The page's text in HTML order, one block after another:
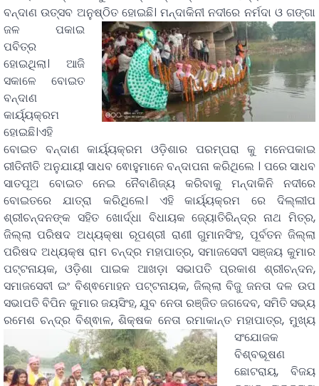
ବନ୍ଦାଣ ଉତ୍ସବ ଅନୁଷ୍ଠିତ ହୋଇଛି। ମନ୍ଦାକିନୀ ନଦୀରେ ନର୍ମଦା ଓ ଗଙ୍ଗା
ଜଳ ପକାଇ
ପବିତ୍ର
ହୋଇଥିଲା। ଆଜି
ସକାଳେ ବୋଇତ
ବନ୍ଦାଣ
କାର୍ୟ୍ୟକ୍ରମ
ହୋଇଛି।ଏହି
ବୋଇତ ବନ୍ଦାଣ କାର୍ୟ୍ୟକ୍ରମ ଓଡ଼ିଶାର ପରମ୍ପରା କୁ ମନେପକାଇ
ରୀତିନୀତି ଅନୁଯାୟୀ ସାଧବ ଵୋହୁମାନେ ବନ୍ଦାପନା କରିଥିଲେ । ପରେ ସାଧବ
ସାତପୂଅ ବୋଇତ ନେଇ ନୈବାଣିଜ୍ୟ କରିବାକୁ ମନ୍ଦାକିନି ନଦୀରେ
ବୋଇତରେ ଯାତ୍ରା କରିଥିଲେ। ଏହି କାର୍ୟ୍ୟକ୍ରମ ରେ ଦିଲ୍ଲୀପ
ଶ୍ରୀଚନ୍ଦନଙ୍କ ସହିତ ଖୋର୍ଦ୍ଧା ବିଧାୟକ ଜ୍ୟୋତିରିନ୍ଦ୍ର ନାଥ ମିତ୍ର,
ଜିଲ୍ଲା ପରିଷଦ ଅଧ୍ୟକ୍ଷା ରୂପଶ୍ରୀ ରାଣୀ ଗୁମାନସିଂହ, ପୂର୍ବତନ ଜିଲ୍ଲା
ପରିଷଦ ଅଧ୍ୟକ୍ଷ ରାମ ଚନ୍ଦ୍ର ମହାପାତ୍ର, ସମାଜସେବୀ ସଞ୍ଜୟ କୁମାର
ପଟ୍ଟନାୟକ, ଓଡ଼ିଶା ପାଇକ ଆଖଡ଼ା ସଭାପତି ପ୍ରକାଶ ଶ୍ରୀଚନ୍ଦନ,
ସମାଜସେବୀ ଇଂ ବିଶ୍ଵମୋହନ ପଟ୍ଟନାୟକ, ଜିଲ୍ଲା ବିଜୁ ଜନତା ଦଳ ଉପ
ସଭାପତି ବିପିନ କୁମାର ଜୟସିଂହ, ଯୁବ ନେତା ରଞ୍ଜିତ ଜଗଦେବ, ସମିତି ସଭ୍ୟ
ରମେଶ ଚନ୍ଦ୍ର ବିଶ୍ଵାଳ, ଶିକ୍ଷକ ନେତା ରମାକାନ୍ତ ମହାପାତ୍ର, ମୁଖ୍ୟ
ସଂଯୋଜକ
ବିଶ୍ବଭୂଷଣ
ଛୋଟରାୟ, ବିଜୟ